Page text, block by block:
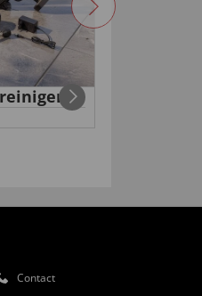
Contact